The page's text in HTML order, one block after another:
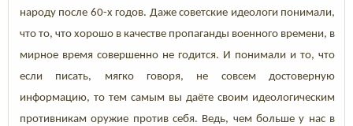
народу после 60-х годов. Даже советские идеологи понимали,
что то, что хорошо в качестве пропаганды военного времени, в
мирное время совершенно не годится. И понимали и то, что
если писать, мягко говоря, не совсем достоверную
информацию, то тем самым вы даёте своим идеологическим
противникам оружие против себя. Ведь, чем больше у нас в